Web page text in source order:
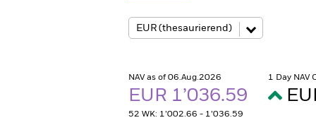
NAV as of 06.Aug.2026
EUR 1’036.59
52 WK: 1’002.66 - 1’036.59
1 Day NAV